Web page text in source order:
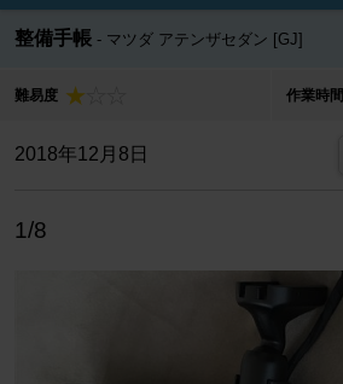
整備手帳 マツダ アテンザセダン [GJ]
難易度 作業時間
2018年12月8日
1/8